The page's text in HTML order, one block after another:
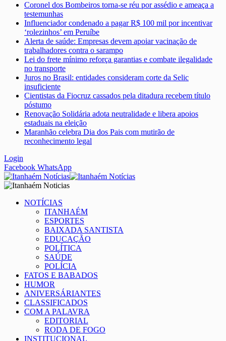
Coronel dos Bombeiros torna-se réu por assédio e ameaça a
testemunhas
Influenciador condenado a pagar R$ 100 mil por incentivar
‘rolezinhos’ em Peruíbe
Alerta de saúde: Empresas devem apoiar vacinação de
trabalhadores contra o sarampo
Lei do frete mínimo reforça garantias e combate ilegalidade
no transporte
Juros no Brasil: entidades consideram corte da Selic
insuficiente
Cientistas da Fiocruz cassados pela ditadura recebem título
póstumo
Renovação Solidária adota neutralidade e libera apoios
estaduais na eleição
Maranhão celebra Dia dos Pais com mutirão de
reconhecimento legal
Login
Facebook WhatsApp
NOTÍCIAS
ITANHAÉM
ESPORTES
BAIXADA SANTISTA
EDUCAÇÃO
POLÍTICA
SAÚDE
POLÍCIA
FATOS E BABADOS
HUMOR
ANIVERSÁRIANTES
CLASSIFICADOS
COM A PALAVRA
EDITORIAL
RODA DE FOGO
INSTITUCIONAL